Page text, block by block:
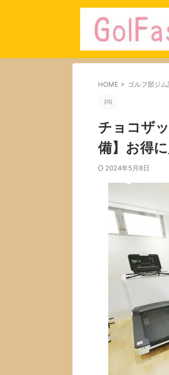
HOME > ゴルフ部ジム
PR
チョコザ
備】お得
2024年5月8日